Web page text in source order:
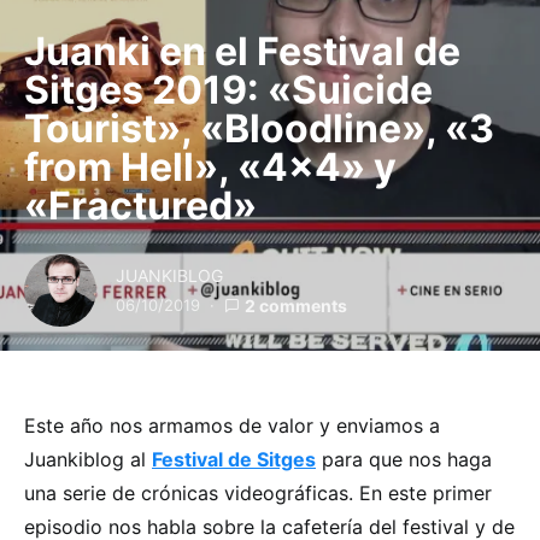
Juanki en el Festival de
Sitges 2019: «Suicide
Tourist», «Bloodline», «3
from Hell», «4×4» y
«Fractured»
JUANKIBLOG
06/10/2019 2 comments
Este año nos armamos de valor y enviamos a
Juankiblog al Festival de Sitges para que nos haga
una serie de crónicas videográficas. En este primer
episodio nos habla sobre la cafetería del festival y de